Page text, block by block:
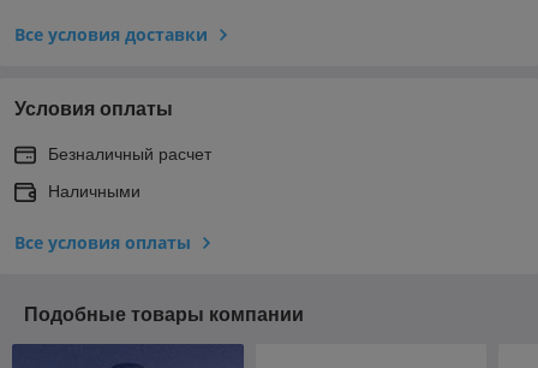
Все условия доставки
Условия оплаты
Безналичный расчет
Наличными
Все условия оплаты
Подобные товары компании